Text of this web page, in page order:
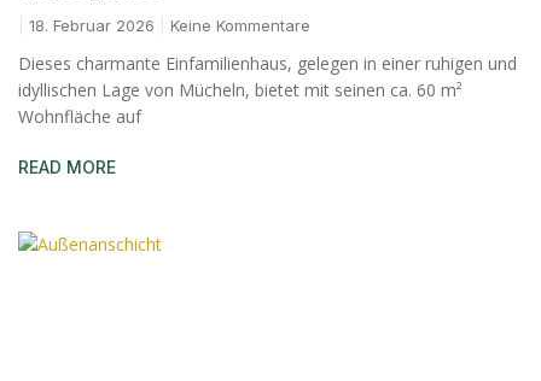
18. Februar 2026 Keine Kommentare
Dieses charmante Einfamilienhaus, gelegen in einer ruhigen und
idyllischen Lage von Mücheln, bietet mit seinen ca. 60 m²
Wohnfläche auf
READ MORE